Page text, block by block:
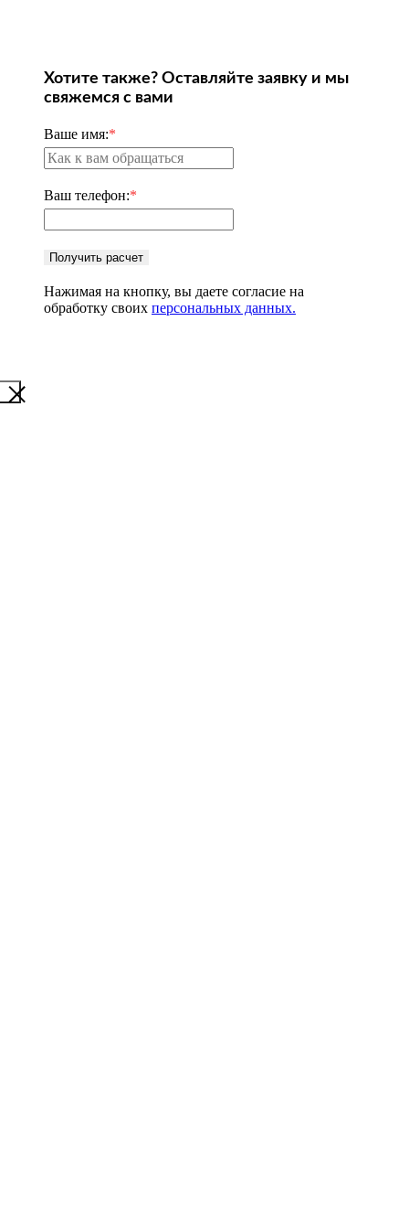
Хотите также? Оставляйте заявку и мы
свяжемся с вами
Ваше имя:*
Ваш телефон:*
Получить расчет
Нажимая на кнопку, вы даете согласие на
обработку своих персональных данных.